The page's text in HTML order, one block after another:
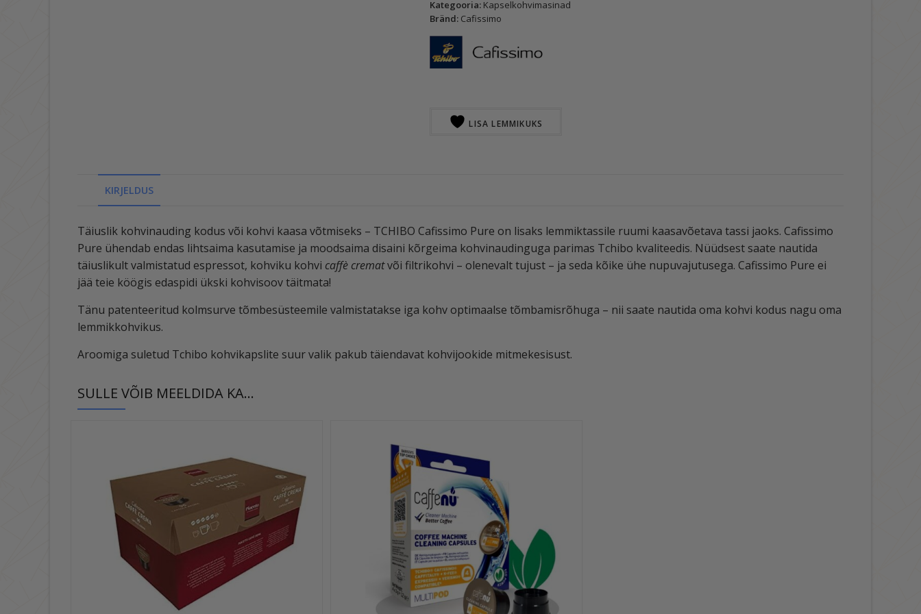
Kategooria: Kapselkohvimasinad
Bränd: Cafissimo
LISA LEMMIKUKS
KIRJELDUS
Täiuslik kohvinauding kodus või kohvi kaasa võtmiseks – TCHIBO Cafissimo Pure on lisaks lemmiktassile ruumi kaasavõetava tassi jaoks. Cafissimo
Pure ühendab endas lihtsaima kasutamise ja moodsaima disaini kõrgeima kohvinaudinguga parimas Tchibo kvaliteedis. Nüüdsest saate nautida
täiuslikult valmistatud espressot, kohviku kohvi caffè crematvõi filtrikohvi – olenevalt tujust – ja seda kõike ühe nupuvajutusega. Cafissimo Pure ei
jää teie köögis edaspidi ükski kohvisoov täitmata!
Tänu patenteeritud kolmsurve tõmbesüsteemile valmistatakse iga kohv optimaalse tõmbamisrõhuga – nii saate nautida oma kohvi kodus nagu oma
lemmikkohvikus.
Aroomiga suletud Tchibo kohvikapslite suur valik pakub täiendavat kohvijookide mitmekesisust.
SULLE VÕIB MEELDIDA KA…